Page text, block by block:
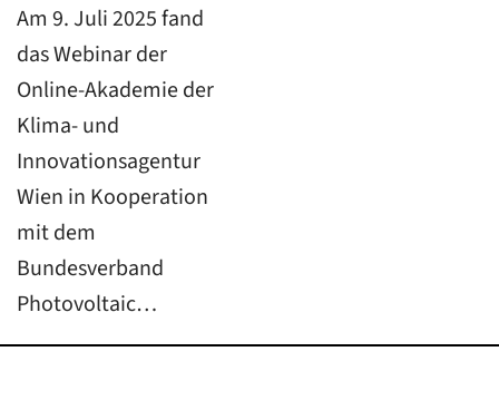
Am 9. Juli 2025 fand
das Webinar der
Online-Akademie der
Klima- und
Innovationsagentur
Wien in Kooperation
mit dem
Bundesverband
Photovoltaic…